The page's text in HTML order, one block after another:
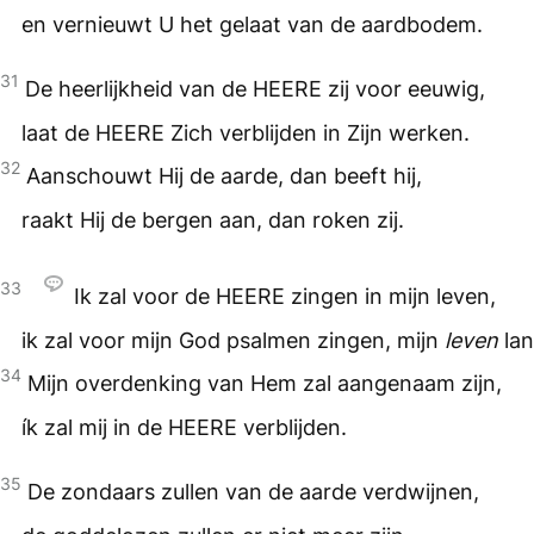
en vernieuwt U het gelaat van de aardbodem.
31 De heerlijkheid van de HEERE zij voor eeuwig,
laat de HEERE Zich verblijden in Zijn werken.
32 Aanschouwt Hij de aarde, dan beeft hij,
raakt Hij de bergen aan, dan roken zij.
33 Ik zal voor de HEERE zingen in mijn leven,
ik zal voor mijn God psalmen zingen, mijn leven
34 Mijn overdenking van Hem zal aangenaam zijn,
ík zal mij in de HEERE verblijden.
35 De zondaars zullen van de aarde verdwijnen,